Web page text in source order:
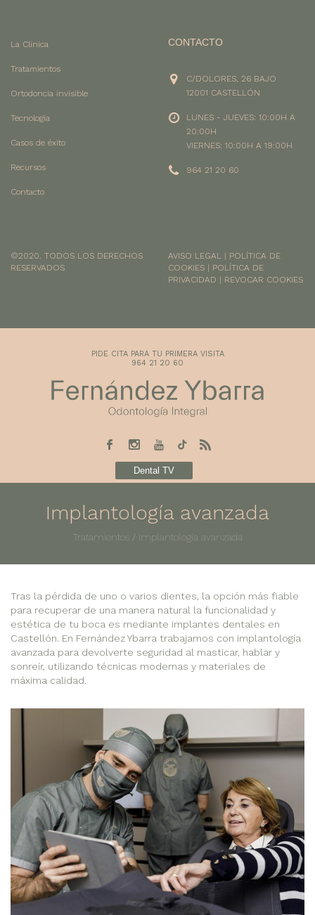
La Clínica
Tratamientos
Ortodoncia invisible
Tecnología
Casos de éxito
Recursos
Contacto
CONTACTO
C/DOLORES, 26 BAJO
12001 CASTELLÓN
LUNES - JUEVES: 10:00H A
20:00H
VIERNES: 10:00H A 19:00H
964 21 20 60
©2020. TODOS LOS DERECHOS
RESERVADOS
AVISO LEGAL | POLÍTICA DE
COOKIES | POLÍTICA DE
PRIVACIDAD | REVOCAR COOKIES
PIDE CITA PARA TU PRIMERA VISITA
964 21 20 60
Dental TV
Implantología avanzada
Tratamientos/ Implantología avanzada
Tras la pérdida de uno o varios dientes, la opción más fiable
para recuperar de una manera natural la funcionalidad y
estética de tu boca es mediante implantes dentales en
Castellón. En Fernández Ybarra trabajamos con implantología
avanzada para devolverte seguridad al masticar, hablar y
sonreír, utilizando técnicas modernas y materiales de
máxima calidad.